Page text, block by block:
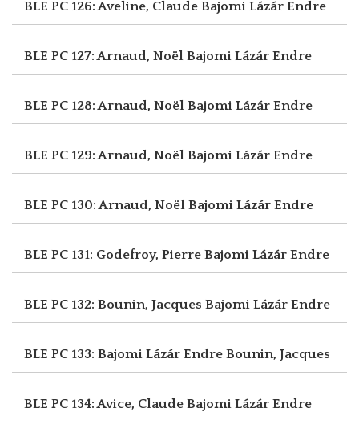
BLE PC 126: Aveline, Claude Bajomi Lázár Endre
BLE PC 127: Arnaud, Noël Bajomi Lázár Endre
BLE PC 128: Arnaud, Noël Bajomi Lázár Endre
BLE PC 129: Arnaud, Noël Bajomi Lázár Endre
BLE PC 130: Arnaud, Noël Bajomi Lázár Endre
BLE PC 131: Godefroy, Pierre Bajomi Lázár Endre
BLE PC 132: Bounin, Jacques Bajomi Lázár Endre
BLE PC 133: Bajomi Lázár Endre Bounin, Jacques
BLE PC 134: Avice, Claude Bajomi Lázár Endre